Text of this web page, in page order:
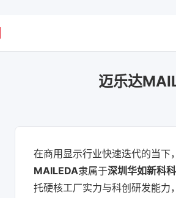
迈乐达
在商用显示行业快速迭代的当下
MAILEDA隶属于深圳华如新科
托硬核工厂实力与科创研发能力